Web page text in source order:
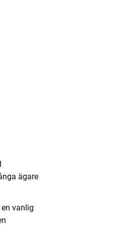
ägare
vanlig